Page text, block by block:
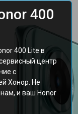
400
400 Lite в
центр
с
Хонор. Не
нам, и ваш Honor